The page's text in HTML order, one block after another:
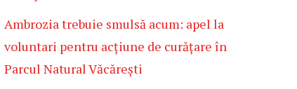
Ambrozia trebuie smulsă acum: apel la
voluntari pentru acțiune de curățare în
Parcul Natural Văcărești